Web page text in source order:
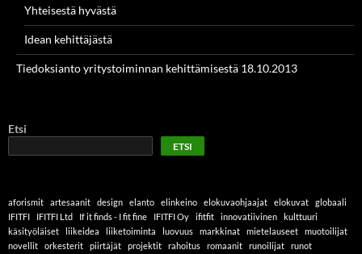
Yhteisestä hyvästä
Idean kehittäjästä
Tiedoksianto yritystoiminnan kehittämisestä 18.10.2013
Etsi
ETSI
aforismit artesaanit design elanto elinkeino elokuvaohjaajat elokuvat
globaali
IFITFI
IFITFI Ltd If it finds - I fit fine IFITFI Oy ifitfit innovatiivinen
kulttuuri
käsityöläiset
liikeidea liiketoiminta luovuus markkinat mietelauseet
muotoilijat
novellit
orkesterit piirtäjät projektit rahoitus romaanit runoilijat
runot